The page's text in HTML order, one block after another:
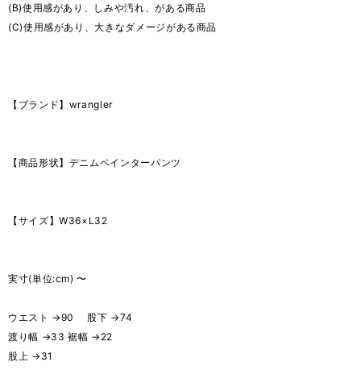
(B)使用感があり、しみや汚れ、がある商品
(C)使用感があり、大きなダメージがある商品
【ブランド】wrangler
【商品形状】デニムペインターパンツ
【サイズ】W36×L32
実寸(単位:cm) 〜
ウエスト →90 股下 →74
渡り幅 →33 裾幅 →22
股上 →31